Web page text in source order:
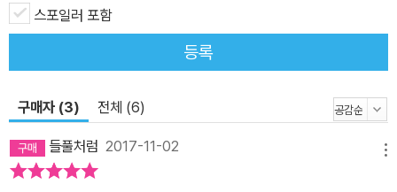
초의 연극 오직 방백을 통해서만 예언할 수 있는 인류가 ‘알락꼬리여
우원숭이’보다 좀 더 외롭다는 사실을, 우리는 공연을 전제로만 반복
결과일까. 그것도 아니라면 그저 우연의 산물에 불과할까. “알락꼬리
하게 설명할 방법이 우리에게는 없다. 모스크바예술극장의 입구에서
우리는 나타났다 사라지길 반복하는 질문 앞에 무장해제 되어 버린
스포일러 포함
등록
구매자 (3) 전체 (6)
들풀처럼 2017-11-02